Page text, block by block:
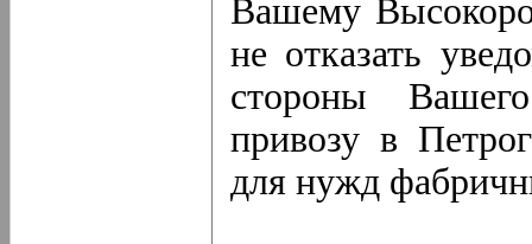
Вашему
не отказать
стороны
привозу в
для нужд